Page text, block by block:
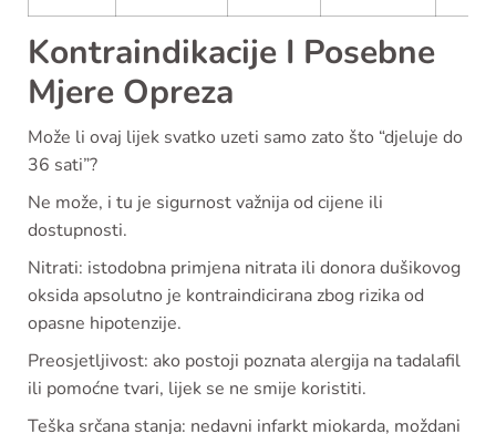
Kontraindikacije I Posebne
Mjere Opreza
Može li ovaj lijek svatko uzeti samo zato što “djeluje do
36 sati”?
Ne može, i tu je sigurnost važnija od cijene ili
dostupnosti.
Nitrati: istodobna primjena nitrata ili donora dušikovog
oksida apsolutno je kontraindicirana zbog rizika od
opasne hipotenzije.
Preosjetljivost: ako postoji poznata alergija na tadalafil
ili pomoćne tvari, lijek se ne smije koristiti.
Teška srčana stanja: nedavni infarkt miokarda, moždani